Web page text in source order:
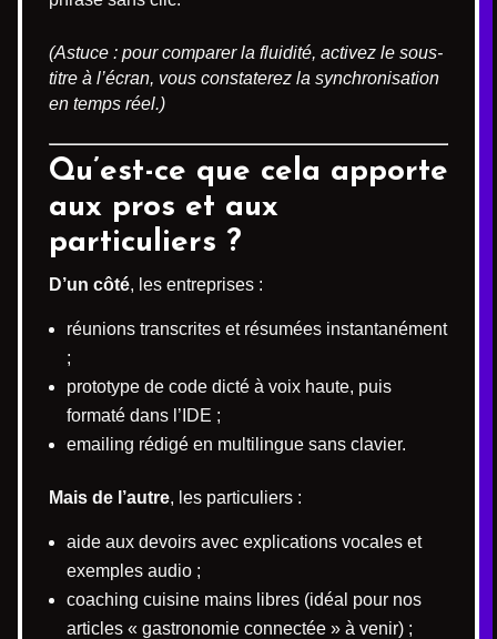
(Astuce : pour comparer la fluidité, activez le sous-
titre à l’écran, vous constaterez la synchronisation
en temps réel.)
Qu’est-ce que cela apporte
aux pros et aux
particuliers ?
D’un côté, les entreprises :
réunions transcrites et résumées instantanément
;
prototype de code dicté à voix haute, puis
formaté dans l’IDE ;
emailing rédigé en multilingue sans clavier.
Mais de l’autre, les particuliers :
aide aux devoirs avec explications vocales et
exemples audio ;
coaching cuisine mains libres (idéal pour nos
articles « gastronomie connectée » à venir) ;